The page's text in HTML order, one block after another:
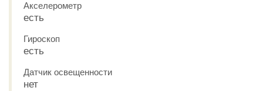
Акселерометр
есть
Гироскоп
есть
Датчик освещенности
нет